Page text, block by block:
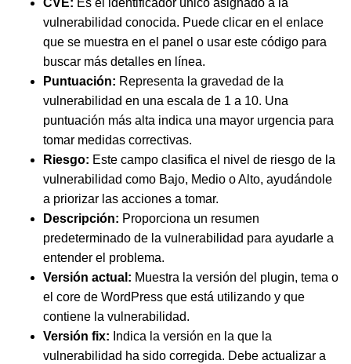
CVE: Es el identificador único asignado a la
vulnerabilidad conocida. Puede clicar en el enlace
que se muestra en el panel o usar este código para
buscar más detalles en línea.
Puntuación: Representa la gravedad de la
vulnerabilidad en una escala de 1 a 10. Una
puntuación más alta indica una mayor urgencia para
tomar medidas correctivas.
Riesgo: Este campo clasifica el nivel de riesgo de la
vulnerabilidad como Bajo, Medio o Alto, ayudándole
a priorizar las acciones a tomar.
Descripción: Proporciona un resumen
predeterminado de la vulnerabilidad para ayudarle a
entender el problema.
Versión actual: Muestra la versión del plugin, tema o
el core de WordPress que está utilizando y que
contiene la vulnerabilidad.
Versión fix: Indica la versión en la que la
vulnerabilidad ha sido corregida. Debe actualizar a